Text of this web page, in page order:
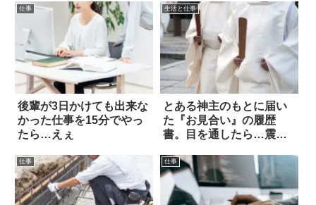
仕事
後輩が3日かけても出来な
かった仕事を15分でやっ
たら…えぇ
生活と仕事
とある神主のもとに届い
た『お見合い』の履歴
書。目を通したら…震え
仕事 仕事